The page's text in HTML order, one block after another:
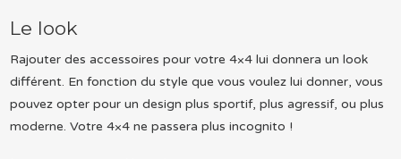
Le look
Rajouter des accessoires pour votre 4×4 lui donnera un look
différent. En fonction du style que vous voulez lui donner, vous
pouvez opter pour un design plus sportif, plus agressif, ou plus
moderne. Votre 4×4 ne passera plus incognito !